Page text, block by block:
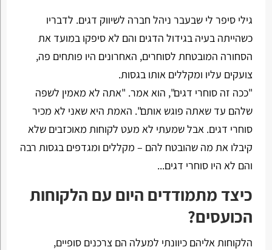
גילי סיפר לי שבעבר ניהל חברה לשיווק דגים. לדבריו
כשהייתה בעיה בגידול הדגים והם לא סיפקו במועד את
הסחורה המובטחת לסוחרים, האחרונים היו פותחים פה,
צועקים עליו ומקללים אותו בגסות.
"ככה זה סוחרי דגים", הוא אמר. "אתה לא מאמין לשפה
שלהם עד שאתה פוגש אותם". האמת היא שאני לא מכיר
סוחרי דגים. אבל שמעתי לא מעט לקוחות מאוכזבים שלא
קיבלו את מה שהובטח להם – מקללים ומגדפים בגסות רבה
והם לא היו סוחרי דגים...
כיצד מתמודדים היום עם הלקוחות
הכועסים?
הלקוחות אליהם כיוונתי למעלה הם צרכנים סופיים,